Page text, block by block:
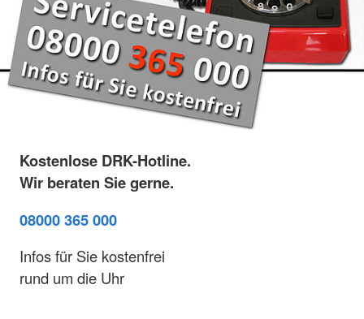
Kostenlose DRK-Hotline.
Wir beraten Sie gerne.
08000 365 000
Infos für Sie kostenfrei
rund um die Uhr